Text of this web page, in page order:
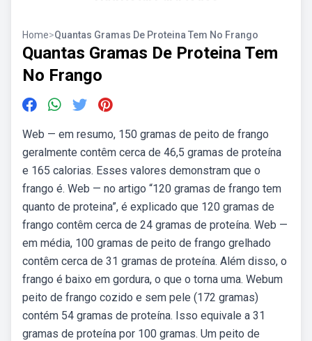
Home>Quantas Gramas De Proteina Tem No Frango
Quantas Gramas De Proteina Tem
No Frango
Web — em resumo, 150 gramas de peito de frango
geralmente contêm cerca de 46,5 gramas de proteína
e 165 calorias. Esses valores demonstram que o
frango é. Web — no artigo “120 gramas de frango tem
quanto de proteina”, é explicado que 120 gramas de
frango contêm cerca de 24 gramas de proteína. Web —
em média, 100 gramas de peito de frango grelhado
contêm cerca de 31 gramas de proteína. Além disso, o
frango é baixo em gordura, o que o torna uma. Webum
peito de frango cozido e sem pele (172 gramas)
contém 54 gramas de proteína. Isso equivale a 31
gramas de proteína por 100 gramas. Um peito de